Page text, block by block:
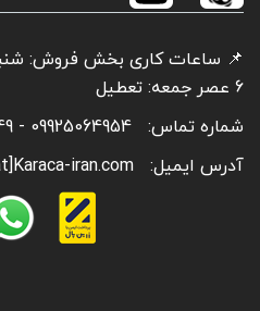
6 عصر جمعه: تعطیل
شماره تماس:
09925064954 - 02128423949
آدرس ایمیل:
iran.com